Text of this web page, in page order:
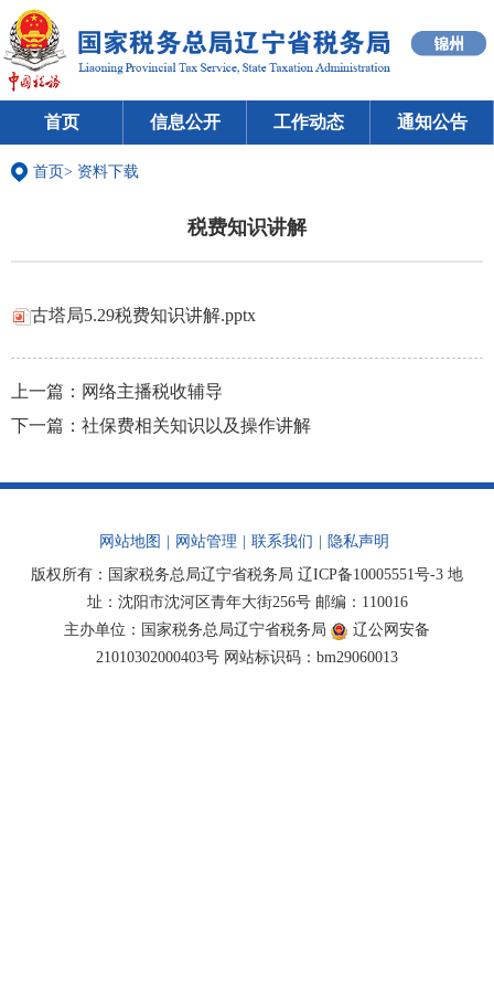
首页 信息公开 工作动态 通知公告
首页> 资料下载
税费知识讲解
古塔局5.29税费知识讲解.pptx
上一篇： 网络主播税收辅导
下一篇： 社保费相关知识以及操作讲解
网站地图 网站管理 联系我们
隐私声明
版权所有：国家税务总局辽宁省税务局 辽ICP备10005551号-3 地
址：沈阳市沈河区青年大街256号 邮编：110016
主办单位：国家税务总局辽宁省税务局
辽公网安备
21010302000403号 网站标识码：bm29060013